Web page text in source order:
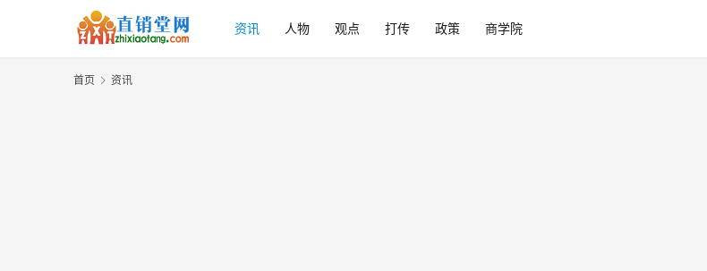
资讯 人物 观点 打传 政策 商学院
首页 资讯